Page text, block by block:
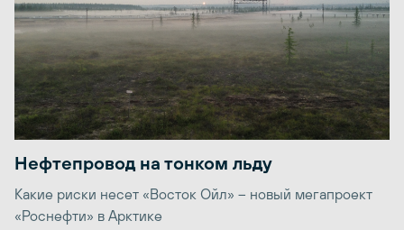
Нефтепровод на тонком льду
Какие риски несет «Восток Ойл» – новый мегапроект
«Роснефти» в Арктике